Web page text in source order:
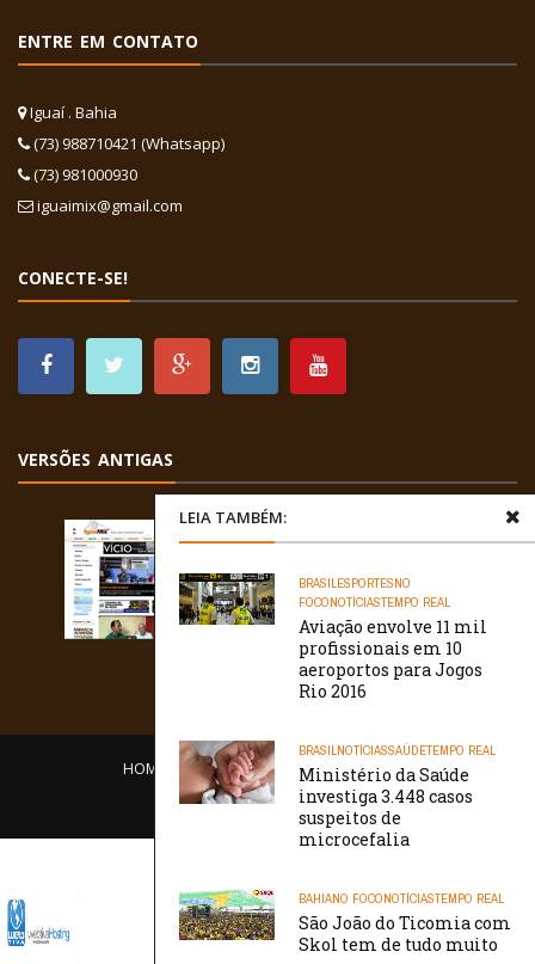
LEIA TAMBÉM:
BRASILESPORTESNO
FOCONOTÍCIASTEMPO REAL
Aviação envolve 11 mil
profissionais em 10
aeroportos para Jogos
Rio 2016
BRASILNOTÍCIASSAÚDETEMPO REAL
Ministério da Saúde
investiga 3.448 casos
suspeitos de
microcefalia
BAHIANO FOCONOTÍCIASTEMPO REAL
São João do Ticomia com
Skol tem de tudo muito
ENTRE EM CONTATO
Iguaí . Bahia
(73) 988710421 (Whatsapp)
(73) 981000930
iguaimix@gmail.com
CONECTE-SE!
VERSÕES ANTIGAS
HOME EQUIPE O PORTAL CONTATO
/// WebtivaHOSTING